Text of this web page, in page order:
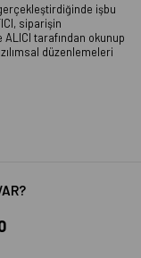
işbu
siparişin
tarafından okunup
düzenlemeleri